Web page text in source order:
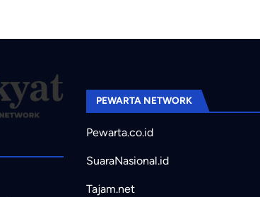
PEWARTA NETWORK
Pewarta.co.id
SuaraNasional.id
Tajam.net